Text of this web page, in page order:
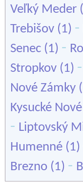
Veľký Meder
Trebišov (1) -
Senec (1) -
Stropkov (1) -
Nové Zámky
Kysucké
- Liptovský
Humenné (1)
Brezno (1) -